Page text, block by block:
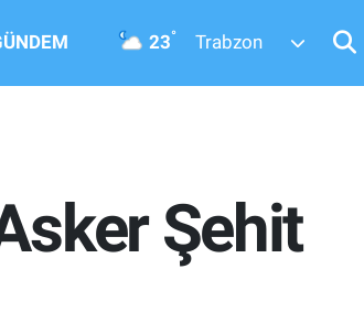
23° Trabzon
Şehit